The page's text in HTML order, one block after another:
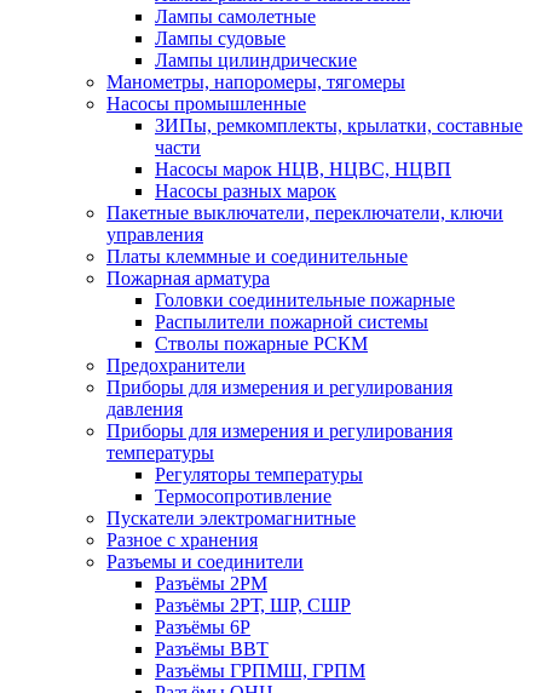
Лампы самолетные
Лампы судовые
Лампы цилиндрические
Манометры, напоромеры, тягомеры
Насосы промышленные
ЗИПы, ремкомплекты, крылатки, составные
части
Насосы марок НЦВ, НЦВС, НЦВП
Насосы разных марок
Пакетные выключатели, переключатели, ключи
управления
Платы клеммные и соединительные
Пожарная арматура
Головки соединительные пожарные
Распылители пожарной системы
Стволы пожарные РСКМ
Предохранители
Приборы для измерения и регулирования
давления
Приборы для измерения и регулирования
температуры
Регуляторы температуры
Термосопротивление
Пускатели электромагнитные
Разное с хранения
Разъемы и соединители
Разъёмы 2РМ
Разъёмы 2РТ, ШР, СШР
Разъёмы 6Р
Разъёмы ВВТ
Разъёмы ГРПМШ, ГРПМ